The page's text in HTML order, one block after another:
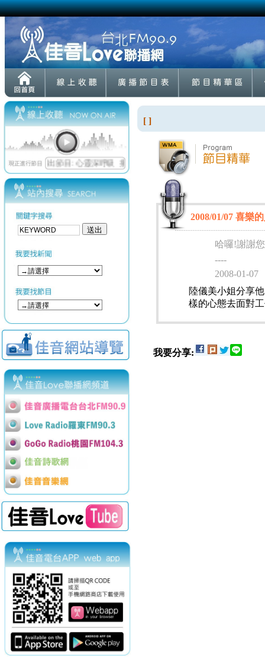
[ ]
2008/01/07 喜樂
哈囉!謝謝您
----
2008-01-07
陸儀美小姐分享
樣的心態去面對
我要分享: